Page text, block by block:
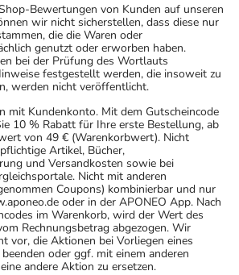
Bewertungen von Kunden auf unseren
wir nicht sicherstellen, dass diese nur
die die Waren oder
genutzt oder erworben haben.
bei der Prüfung des Wortlauts
festgestellt werden, die insoweit zu
werden nicht veröffentlicht.
mit Kundenkonto. Mit dem Gutscheincode
10 % Rabatt für Ihre erste Bestellung, ab
von 49 € (Warenkorbwert). Nicht
Artikel, Bücher,
und Versandkosten sowie bei
Nicht mit anderen
Coupons) kombinierbar und nur
oder in der APONEO App. Nach
im Warenkorb, wird der Wert des
Rechnungsbetrag abgezogen. Wir
vor, die Aktionen bei Vorliegen eines
oder ggf. mit einem anderen
andere Aktion zu ersetzen.